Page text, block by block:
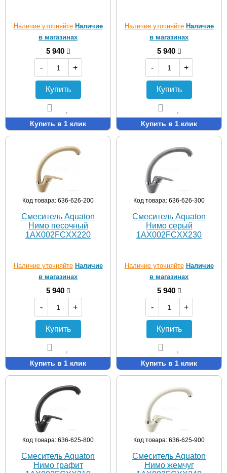
Наличие уточняйте Наличие
в магазинах
5 940
-
+
Купить
Купить в 1 клик
Наличие уточняйте Наличие
в магазинах
5 940
-
+
Купить
Купить в 1 клик
Код товара: 636-626-200
Смеситель Aquaton
Нимо песочный
1AX002FCXX220
Наличие уточняйте Наличие
в магазинах
5 940
-
+
Купить
Купить в 1 клик
Код товара: 636-626-300
Смеситель Aquaton
Нимо серый
1AX002FCXX230
Наличие уточняйте Наличие
в магазинах
5 940
-
+
Купить
Купить в 1 клик
Код товара: 636-625-800
Смеситель Aquaton
Нимо графит
Код товара: 636-625-900
Смеситель Aquaton
Нимо жемчуг